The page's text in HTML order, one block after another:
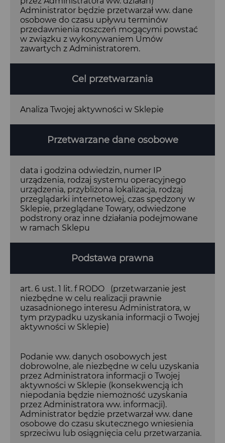
Administrator będzie przetwarzał ww. dane
osobowe do czasu upływu terminów
przedawnienia roszczeń mogącymi powstać
w związku z wykonywaniem Umów
zawartych z Administratorem.
Cel przetwarzania
Analiza Twojej aktywności w Sklepie
Przetwarzane dane osobowe
data i godzina odwiedzin, numer IP
urządzenia, rodzaj systemu operacyjnego
urządzenia, przybliżona lokalizacja, rodzaj
przeglądarki internetowej, czas spędzony w
Sklepie, przeglądane Towary, odwiedzone
podstrony oraz inne działania podejmowane
w ramach Sklepu
Podstawa prawna
art. 6 ust. 1 lit. f RODO (przetwarzanie jest
niezbędne w celu realizacji prawnie
uzasadnionego interesu Administratora, w
tym przypadku uzyskania informacji o Twojej
aktywności w Sklepie)
Podanie ww. danych osobowych jest
dobrowolne, ale niezbędne w celu uzyskania
przez Administratora informacji o Twojej
aktywności w Sklepie (konsekwencją ich
niepodania będzie niemożność uzyskania
przez Administratora ww. informacji).
Administrator będzie przetwarzał ww. dane
osobowe do czasu skutecznego wniesienia
sprzeciwu lub osiągnięcia celu przetwarzania.